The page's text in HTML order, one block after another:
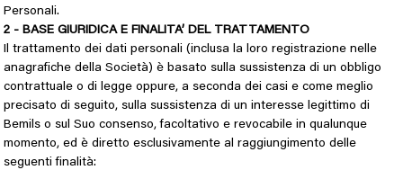
Personali.
2 - BASE GIURIDICA E FINALITA’ DEL TRATTAMENTO
Il trattamento dei dati personali (inclusa la loro registrazione nelle
anagrafiche della Società) è basato sulla sussistenza di un obbligo
contrattuale o di legge oppure, a seconda dei casi e come meglio
precisato di seguito, sulla sussistenza di un interesse legittimo di
Bemils o sul Suo consenso, facoltativo e revocabile in qualunque
momento, ed è diretto esclusivamente al raggiungimento delle
seguenti finalità: